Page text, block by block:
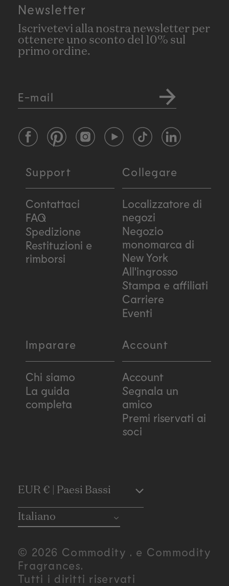
Newsletter
Iscrivetevi alla nostra newsletter per
ottenere uno sconto del 10% sul
primo ordine.
E-mail
FacebookPinterestInstagramYouTubeTikTokLinkedIn
Support
Contattaci
FAQ
Spedizione
Restituzioni e
rimborsi
Collegare
Localizzatore di
negozi
Negozio
monomarca di
New York
All'ingrosso
Stampa e affiliati
Carriere
Eventi
Imparare
Chi siamo
La guida
completa
Account
Account
Segnala un
amico
Premi riservati ai
soci
C
o
u
n
EUR € | Paesi Bassi
Italiano
© 2026 Commodity . e Commodity
Fragrances.
Tutti i diritti riservati